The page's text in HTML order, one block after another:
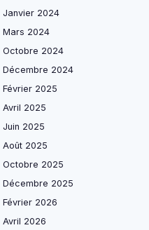
Janvier 2024
Mars 2024
Octobre 2024
Décembre 2024
Février 2025
Avril 2025
Juin 2025
Août 2025
Octobre 2025
Décembre 2025
Février 2026
Avril 2026